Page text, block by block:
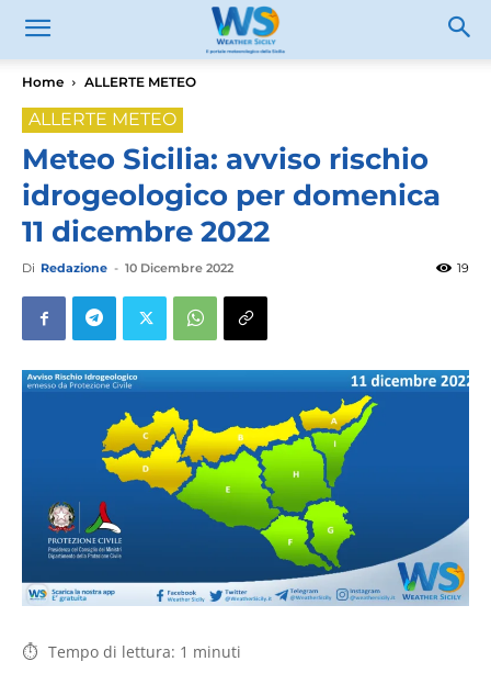
Home ALLERTE METEO
ALLERTE METEO
Meteo Sicilia: avviso rischio
idrogeologico per domenica
11 dicembre 2022
Di Redazione - 10 Dicembre 2022 19
Tempo di lettura: 1 minuti